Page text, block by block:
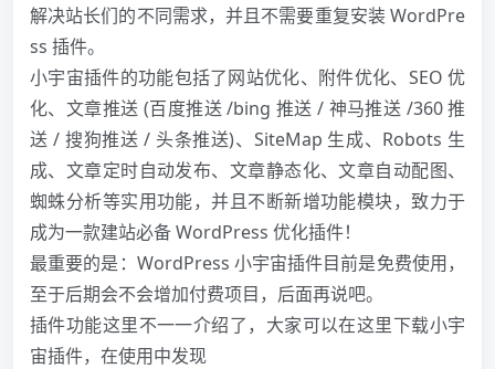
解决站长们的不同需求，并且不需要重复安装 WordPre
ss 插件。
小宇宙插件的功能包括了网站优化、附件优化、SEO 优
化、文章推送 (百度推送 /bing 推送 / 神马推送 /360 推
送 / 搜狗推送 / 头条推送)、SiteMap 生成、Robots 生
成、文章定时自动发布、文章静态化、文章自动配图、
蜘蛛分析等实用功能，并且不断新增功能模块，致力于
成为一款建站必备 WordPress 优化插件！
最重要的是：WordPress 小宇宙插件目前是免费使用，
至于后期会不会增加付费项目，后面再说吧。
插件功能这里不一一介绍了，大家可以在这里下载小宇
宙插件，在使用中发现